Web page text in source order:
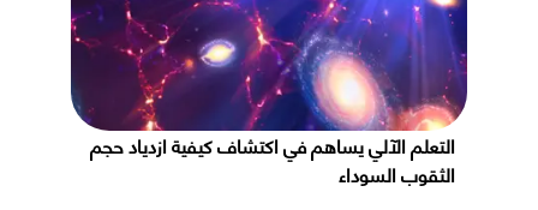
التعلم الآلي يساهم في اكتشاف كيفية ازدياد حجم
الثقوب السوداء